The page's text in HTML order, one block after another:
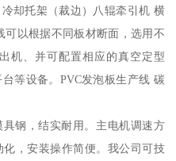
却托架（裁边）八辊牵引机 横
以根据不同板材断面，选用不
机、并可配置相应的真空定型
等设备。PVC发泡板生产线 碳
钢，结实耐用。主电机调速方
，安装操作简便。我公司可技